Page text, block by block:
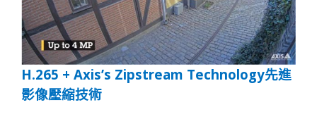
H.265 + Axis’s Zipstream Technology先進
影像壓縮技術